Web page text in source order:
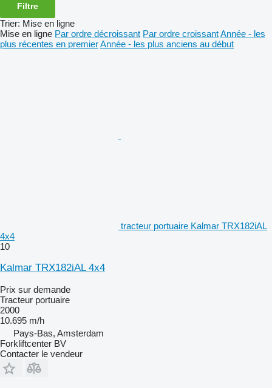
Filtre
Trier: Mise en ligne
Mise en ligne Par ordre décroissant Par ordre croissantAnnée - les
plus récentes en premierAnnée - les plus anciens au début
tracteur portuaire Kalmar TRX182iAL
4x4
10
Kalmar TRX182iAL 4x4
Prix sur demande
Tracteur portuaire
2000
10.695 m/h
Pays-Bas, Amsterdam
Forkliftcenter BV
Contacter le vendeur